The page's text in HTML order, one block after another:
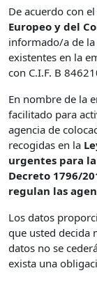
De acuerdo con el
Europeo y del
informado/a de
existentes en la
con C.I.F. B
En nombre de la
facilitado para
agencia de
recogidas en la
urgentes para
Decreto 1796/
regulan las
Los datos
que usted decida
datos no se
exista una